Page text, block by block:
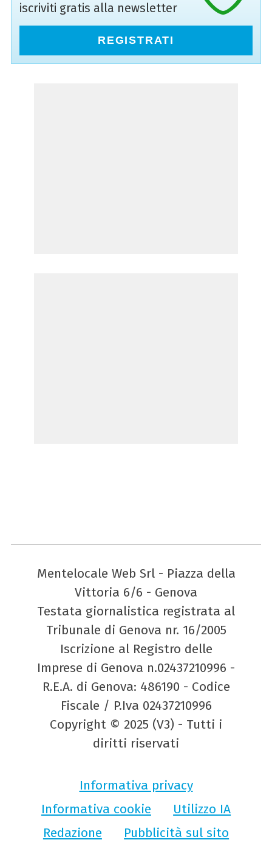
iscriviti gratis alla newsletter
REGISTRATI
Mentelocale Web Srl - Piazza della
Vittoria 6/6 - Genova
Testata giornalistica registrata al
Tribunale di Genova nr. 16/2005
Iscrizione al Registro delle
Imprese di Genova n.02437210996 -
R.E.A. di Genova: 486190 - Codice
Fiscale / P.Iva 02437210996
Copyright © 2025 (V3) - Tutti i
diritti riservati
Informativa privacy
Informativa cookie
Utilizzo IA
Redazione
Pubblicità sul sito